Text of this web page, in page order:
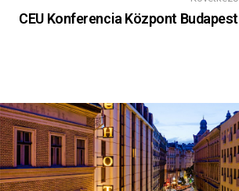
CEU Konferencia Központ Budapest